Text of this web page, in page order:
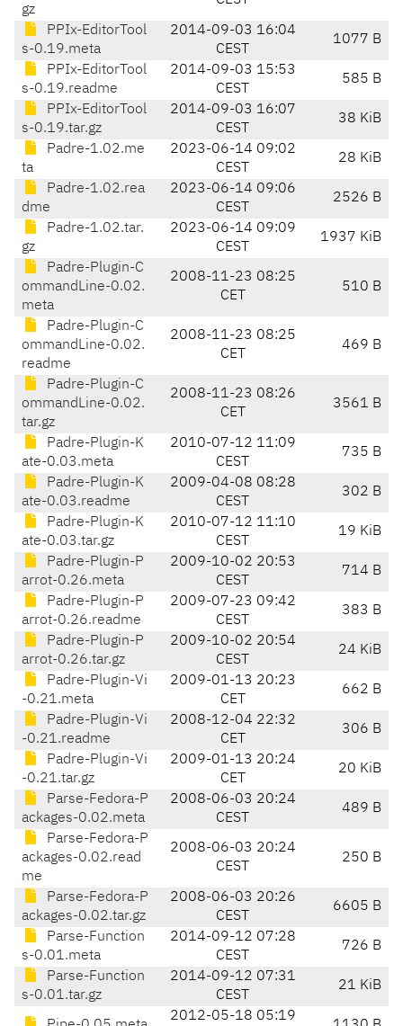
gz
PPIx-EditorTool
s-0.19.meta
2014-09-03 16:04
CEST
1077 B
PPIx-EditorTool
s-0.19.readme
2014-09-03 15:53
CEST
585 B
PPIx-EditorTool
s-0.19.tar.gz
2014-09-03 16:07
CEST
38 KiB
Padre-1.02.me
ta
2023-06-14 09:02
CEST
28 KiB
Padre-1.02.rea
dme
2023-06-14 09:06
CEST
2526 B
Padre-1.02.tar.
gz
2023-06-14 09:09
CEST
1937 KiB
Padre-Plugin-C
ommandLine-0.02.
meta
2008-11-23 08:25
CET
510 B
Padre-Plugin-C
ommandLine-0.02.
readme
2008-11-23 08:25
CET
469 B
Padre-Plugin-C
ommandLine-0.02.
tar.gz
2008-11-23 08:26
CET
3561 B
Padre-Plugin-K
ate-0.03.meta
2010-07-12 11:09
CEST
735 B
Padre-Plugin-K
ate-0.03.readme
2009-04-08 08:28
CEST
302 B
Padre-Plugin-K
ate-0.03.tar.gz
2010-07-12 11:10
CEST
19 KiB
Padre-Plugin-P
arrot-0.26.meta
2009-10-02 20:53
CEST
714 B
Padre-Plugin-P
arrot-0.26.readme
2009-07-23 09:42
CEST
383 B
Padre-Plugin-P
arrot-0.26.tar.gz
2009-10-02 20:54
CEST
24 KiB
Padre-Plugin-Vi
-0.21.meta
2009-01-13 20:23
CET
662 B
Padre-Plugin-Vi
-0.21.readme
2008-12-04 22:32
CET
306 B
Padre-Plugin-Vi
-0.21.tar.gz
2009-01-13 20:24
CET
20 KiB
Parse-Fedora-P
ackages-0.02.meta
2008-06-03 20:24
CEST
489 B
Parse-Fedora-P
ackages-0.02.read
me
2008-06-03 20:24
CEST
250 B
Parse-Fedora-P
ackages-0.02.tar.gz
2008-06-03 20:26
CEST
6605 B
Parse-Function
s-0.01.meta
2014-09-12 07:28
CEST
726 B
Parse-Function
s-0.01.tar.gz
2014-09-12 07:31
CEST
21 KiB
2012-05-18 05:19